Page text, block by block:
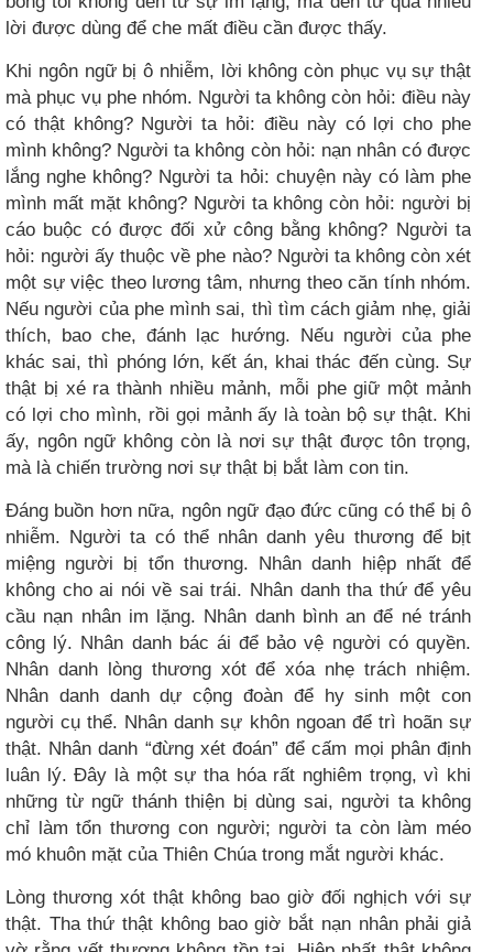
lời được dùng để che mất điều cần được thấy.
Khi ngôn ngữ bị ô nhiễm, lời không còn phục vụ sự thật
mà phục vụ phe nhóm. Người ta không còn hỏi: điều này
có thật không? Người ta hỏi: điều này có lợi cho phe
mình không? Người ta không còn hỏi: nạn nhân có được
lắng nghe không? Người ta hỏi: chuyện này có làm phe
mình mất mặt không? Người ta không còn hỏi: người bị
cáo buộc có được đối xử công bằng không? Người ta
hỏi: người ấy thuộc về phe nào? Người ta không còn xét
một sự việc theo lương tâm, nhưng theo căn tính nhóm.
Nếu người của phe mình sai, thì tìm cách giảm nhẹ, giải
thích, bao che, đánh lạc hướng. Nếu người của phe
khác sai, thì phóng lớn, kết án, khai thác đến cùng. Sự
thật bị xé ra thành nhiều mảnh, mỗi phe giữ một mảnh
có lợi cho mình, rồi gọi mảnh ấy là toàn bộ sự thật. Khi
ấy, ngôn ngữ không còn là nơi sự thật được tôn trọng,
mà là chiến trường nơi sự thật bị bắt làm con tin.
Đáng buồn hơn nữa, ngôn ngữ đạo đức cũng có thể bị ô
nhiễm. Người ta có thể nhân danh yêu thương để bịt
miệng người bị tổn thương. Nhân danh hiệp nhất để
không cho ai nói về sai trái. Nhân danh tha thứ để yêu
cầu nạn nhân im lặng. Nhân danh bình an để né tránh
công lý. Nhân danh bác ái để bảo vệ người có quyền.
Nhân danh lòng thương xót để xóa nhẹ trách nhiệm.
Nhân danh danh dự cộng đoàn để hy sinh một con
người cụ thể. Nhân danh sự khôn ngoan để trì hoãn sự
thật. Nhân danh “đừng xét đoán” để cấm mọi phân định
luân lý. Đây là một sự tha hóa rất nghiêm trọng, vì khi
những từ ngữ thánh thiện bị dùng sai, người ta không
chỉ làm tổn thương con người; người ta còn làm méo
mó khuôn mặt của Thiên Chúa trong mắt người khác.
Lòng thương xót thật không bao giờ đối nghịch với sự
thật. Tha thứ thật không bao giờ bắt nạn nhân phải giả